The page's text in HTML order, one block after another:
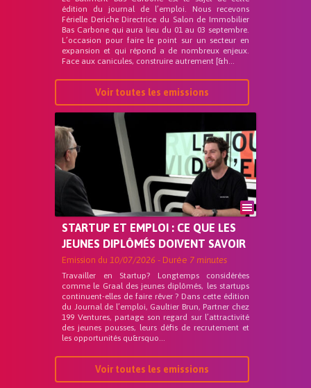
édition du journal de l’emploi. Nous recevons
Férielle Deriche Directrice du Salon de Immobilier
Bas Carbone qui aura lieu du 01 au 03 septembre.
L’occasion pour faire le point sur un secteur en
expansion et qui répond a de nombreux enjeux.
Face aux canicules, construire autrement [&h...
Voir toutes les emissions
STARTUP ET EMPLOI : CE QUE LES
JEUNES DIPLÔMÉS DOIVENT SAVOIR
Emission du 10/07/2026 - Durée 7 minutes
Travailler en Startup? Longtemps considérées
comme le Graal des jeunes diplômés, les startups
continuent-elles de faire rêver ? Dans cette édition
du Journal de l’emploi, Gaultier Brun, Partner chez
199 Ventures, partage son regard sur l’attractivité
des jeunes pousses, leurs défis de recrutement et
les opportunités qu&rsquo...
Voir toutes les emissions